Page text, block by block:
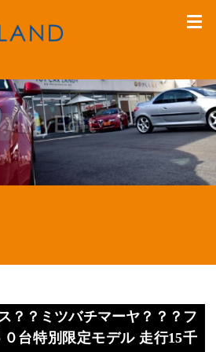
？？ミツバチマーヤ？？？フ
台特別限定モデル 走行15千